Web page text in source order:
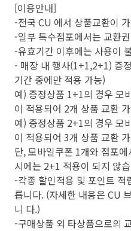
[이용안내]
-전국 CU 에서 상품교환이
-일부 특수점포에서는 교환
-유효기간 이후에는 사용이
- 매장 내 행사(1+1,2+1) 증
기간 중에만 적용 가능)
예) 증정상품 1+1의 경우 모
이 적용되어 2개 상품 교환
예) 증정상품 2+1의 경우 모
이 적용되어 3개 상품 교환
단, 모바일쿠폰 1개와 점포
시에는 2+1 적용이 되지 않
-각종 할인적용 및 포인트 적
릅니다. (자세한 내용은 CU
니 다.)
-구매상품 외 타상품으로의